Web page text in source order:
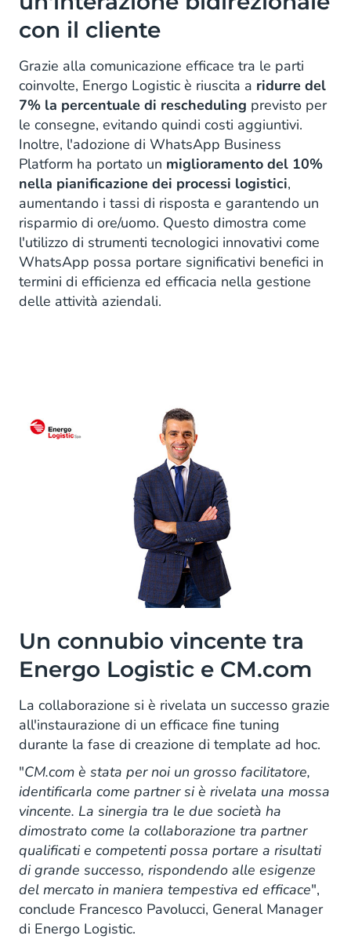
con il cliente
Grazie alla comunicazione efficace tra le parti
coinvolte, Energo Logistic è riuscita a ridurre del
7% la percentuale di rescheduling previsto per
le consegne, evitando quindi costi aggiuntivi.
Inoltre, l'adozione di WhatsApp Business
Platform ha portato un miglioramento del 10%
nella pianificazione dei processi logistici,
aumentando i tassi di risposta e garantendo un
risparmio di ore/uomo. Questo dimostra come
l'utilizzo di strumenti tecnologici innovativi come
WhatsApp possa portare significativi benefici in
termini di efficienza ed efficacia nella gestione
delle attività aziendali.
Un connubio vincente tra
Energo Logistic e CM.com
La collaborazione si è rivelata un successo grazie
all'instaurazione di un efficace fine tuning
durante la fase di creazione di template ad hoc.
"CM.com è stata per noi un grosso facilitatore,
identificarla come partner si è rivelata una mossa
vincente. La sinergia tra le due società ha
dimostrato come la collaborazione tra partner
qualificati e competenti possa portare a risultati
di grande successo, rispondendo alle esigenze
del mercato in maniera tempestiva ed efficace",
conclude Francesco Pavolucci, General Manager
di Energo Logistic.